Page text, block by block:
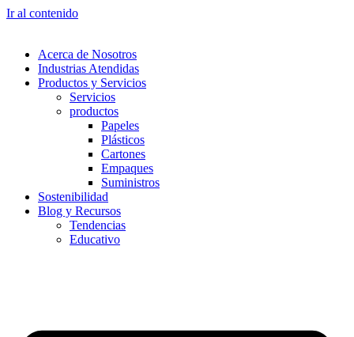
Ir al contenido
Acerca de Nosotros
Industrias Atendidas
Productos y Servicios
Servicios
productos
Papeles
Plásticos
Cartones
Empaques
Suministros
Sostenibilidad
Blog y Recursos
Tendencias​
Educativo